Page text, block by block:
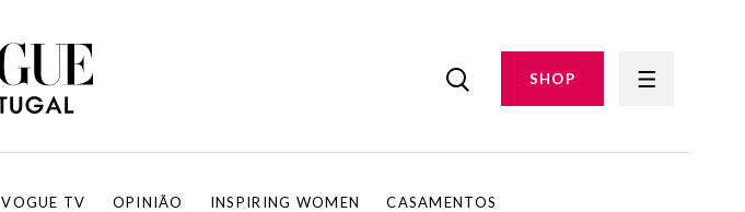
SHOP
VOGUE TV OPINIÃO INSPIRING WOMEN CASAMENTOS